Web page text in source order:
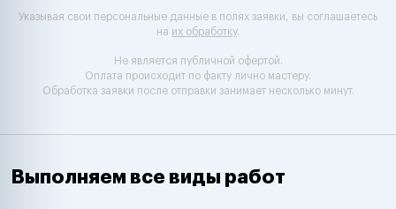
Указывая свои персональные данные в полях заявки, вы соглашаетесь
на их обработку.
Не является публичной офертой.
Оплата происходит по факту лично мастеру.
Обработка заявки после отправки занимает несколько минут.
Выполняем все виды работ